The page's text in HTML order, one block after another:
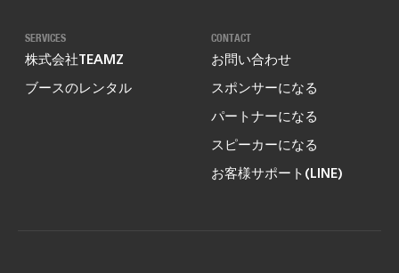
SERVICES
株式会社TEAMZ
ブースのレンタル
CONTACT
お問い合わせ
スポンサーになる
パートナーになる
スピーカーになる
お客様サポート(LINE)